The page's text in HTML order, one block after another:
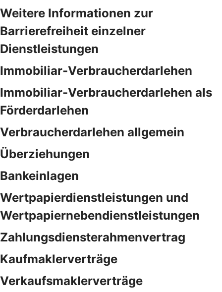
Weitere Informationen zur
Barrierefreiheit einzelner
Dienstleistungen
Immobiliar-Verbraucherdarlehen
Immobiliar-Verbraucherdarlehen als
Förderdarlehen
Verbraucherdarlehen allgemein
Überziehungen
Bankeinlagen
Wertpapierdienstleistungen und
Wertpapiernebendienstleistungen
Zahlungsdiensterahmenvertrag
Kaufmaklerverträge
Verkaufsmaklerverträge